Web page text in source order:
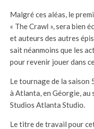
Malgré ces aléas, le
« The Crawl », sera bien
et auteurs des autres
sait néanmoins que les
pour revenir jouer dans
Le tournage de la saison
à Atlanta, en Géorgie, au
Studios Atlanta Studio.
Le titre de travail pour